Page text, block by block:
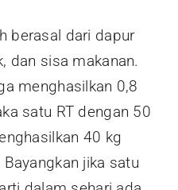
berasal dari dapur
dan sisa makanan.
menghasilkan 0,8
satu RT dengan 50
40 kg
jika satu